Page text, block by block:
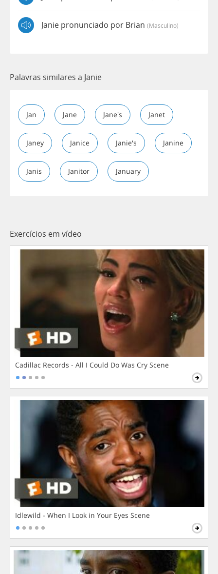
Janie pronunciado por Brian (masculino)
Palavras similares a Janie
Jan Jane Jane's Janet
Janey Janice Janie's Janine
Janis Janitor January
Exercícios em vídeo
Cadillac Records - All I Could Do Was Cry Scene
Idlewild - When I Look in Your Eyes Scene